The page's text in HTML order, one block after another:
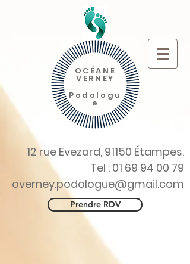
OCÉANE
VERNEY
Podologu
e
12 rue Evezard, 91150 Étampes.
Tel : 01 69 94 00 79
overney.podologue@gmail.com
Prendre RDV